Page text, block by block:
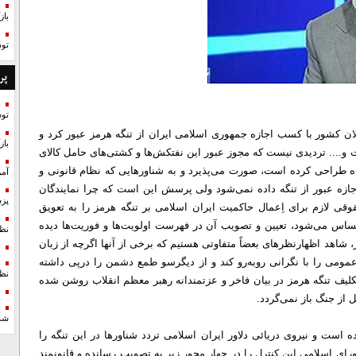
کشور با کسب اجازه جمهوری اسلامی ایران از تنگه هرمز عبور کرد و
و‌.... تردیدی نیست که مجوز عبور این نفتکش‌ها و کشتی‌های حامل کالای
طراحی کرده است، صورت می‌پذیرد و به شناورهایی که نظام قانونی و
عبور از تنگه داده نمی‌شود ولی پرسش این است که چرا نمایندگان
لازم برای اِعمال حاکمیت ایران اسلامی بر تنگه هرمز را به تعویق
می‌شود، تعیین و تصویب آن در فهرست اولویت‌ها و فوریت‌ها دیده
شاهد اظهار‌نظرهای بعضاً متفاوتی هستیم که برخی از آنها اگرچه از زبان
را با نگرانی رو‌به‌رو کند و از دیگر‌سو طمع دشمن را درپی داشته
تنگه هرمز در بیان فاخر و عزتمندانه رهبر معظم انقلاب روشن شده
از جنگ باز نمی‌گردد.
و نیروی دریائی دلاور ایران اسلامی تردد شناور‌ها در این تنگه را
اسلامی این کنترل را در چهار محور زیر به تصویب رسانده و قانونمند